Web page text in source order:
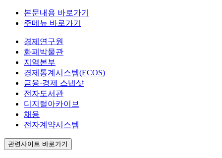
본문내용 바로가기
주메뉴 바로가기
경제연구원
화폐박물관
지역본부
경제통계시스템(ECOS)
금융·경제 스냅샷
전자도서관
디지털아카이브
채용
전자계약시스템
관련사이트 바로가기